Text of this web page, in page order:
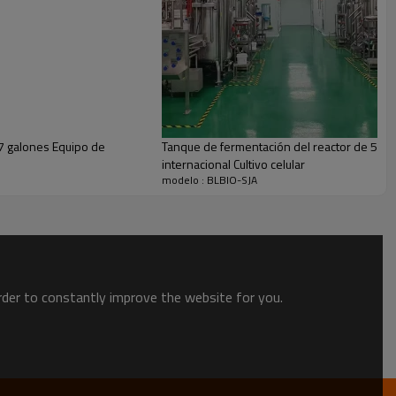
Equipo de
Tanque de fermentación del reactor de 50
internacional Cultivo celular
modelo : BLBIO-SJA
to constantly improve the website for you.